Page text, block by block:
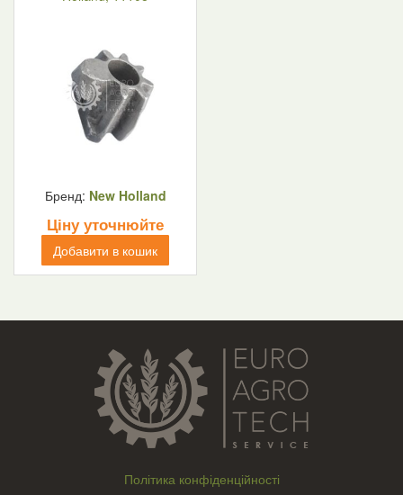
Бренд: New Holland
Ціну уточнюйте
Добавити в кошик
Політика конфіденційності